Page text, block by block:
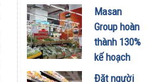
kỳ
13/04/2025
“Sản Phẩm
Vàng Vì
Sức Khỏe
Cộng
Đồng” lần
Masan
Group hoàn
thành 130%
kế hoạch
lợi nhuận
Đặt người